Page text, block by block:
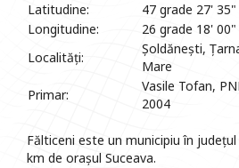
Latitudine:
47 grade 27' 35"
Longitudine:
26 grade 18' 00"
Localități:
Șoldănești,
Mare
Primar:
Vasile Tofan,
2004
Fălticeni este un municipiu în
km de orașul Suceava.